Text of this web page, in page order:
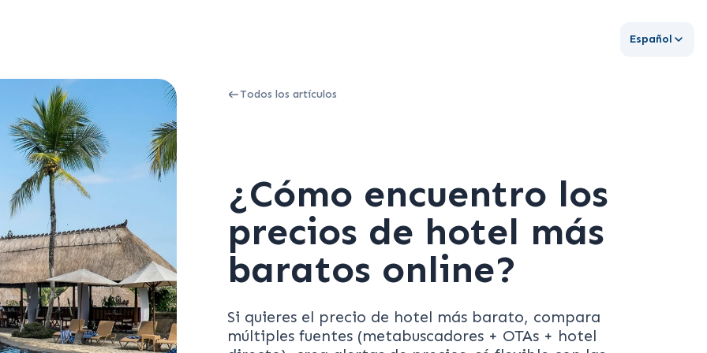
Español
Todos los artículos
¿Cómo encuentro los
precios de hotel más
baratos online?
Si quieres el precio de hotel más barato, compara
múltiples fuentes (metabuscadores + OTAs + hotel